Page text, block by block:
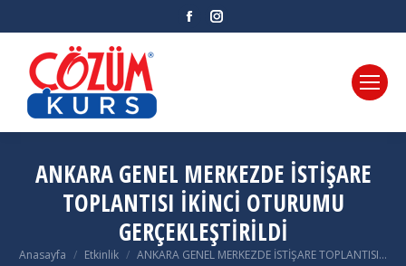
Facebook
ANKARA GENEL MERKEZDE İSTİŞARE
TOPLANTISI İKİNCİ OTURUMU
GERÇEKLEŞTİRİLDİ
You are here:
Anasayfa Etkinlik ANKARA GENEL MERKEZDE İSTİŞARE TOPLANTISI…